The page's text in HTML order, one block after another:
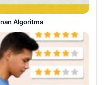
Algoritma